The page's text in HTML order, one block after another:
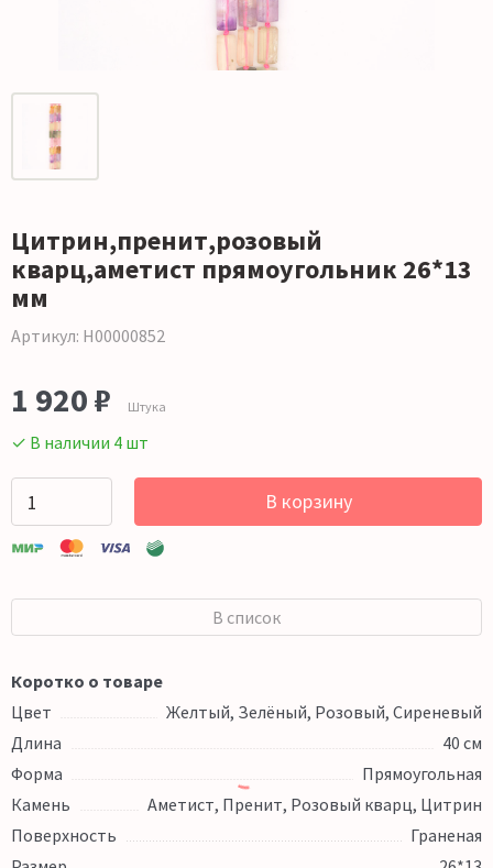
Цитрин,пренит,розовый
кварц,аметист прямоугольник 26*13
мм
Артикул: Н00000852
1 920 ₽ Штука
✓ В наличии 4 шт
В корзину
В список
Коротко о товаре
Цвет
Желтый, Зелёный, Розовый, Сиреневый
Длина
40 см
Форма
Прямоугольная
Камень
Аметист, Пренит, Розовый кварц, Цитрин
Поверхность
Граненая